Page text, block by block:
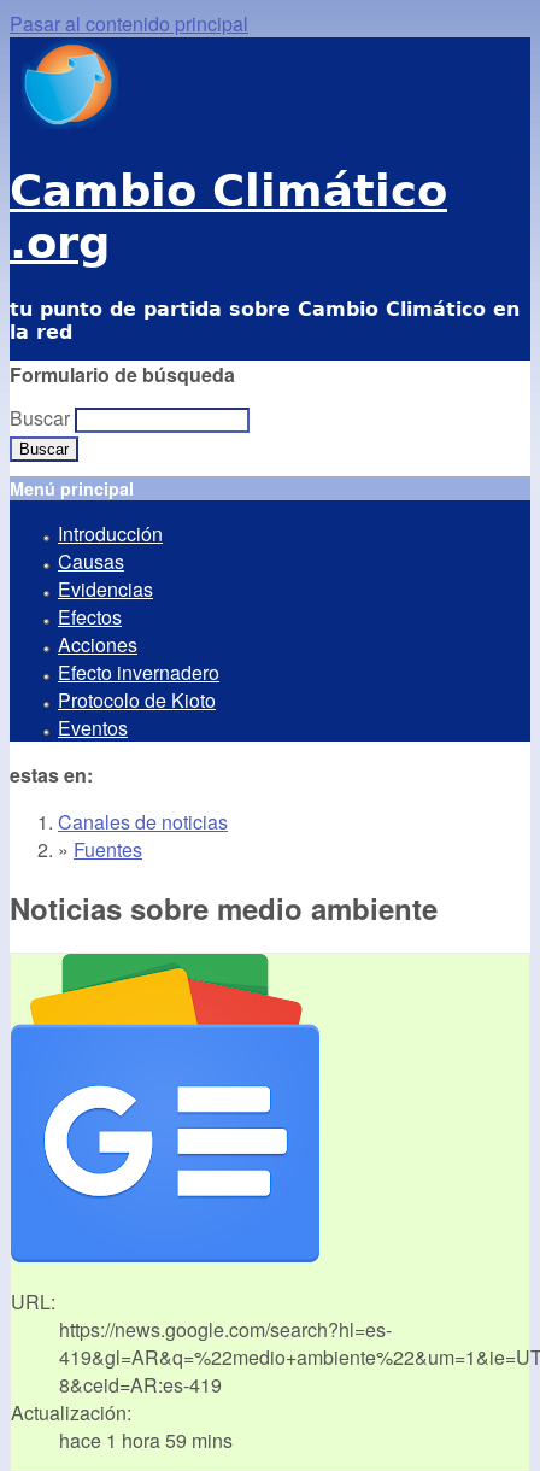
Pasar al contenido principal
Cambio Climático
.org
tu punto de partida sobre Cambio Climático en
la red
Formulario de búsqueda
Buscar
Menú principal
Introducción
Causas
Evidencias
Efectos
Acciones
Efecto invernadero
Protocolo de Kioto
Eventos
estas en:
Canales de noticias
» Fuentes
Noticias sobre medio ambiente
URL:
https://news.google.com/search?hl=es-
8&ceid=AR:es-419
Actualización:
hace 1 hora 59 mins